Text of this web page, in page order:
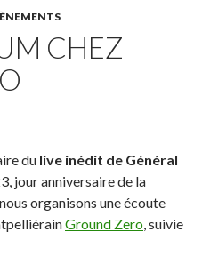
CHEZ
du live inédit de Général
jour anniversaire de la
organisons une écoute
Ground Zero, suivie